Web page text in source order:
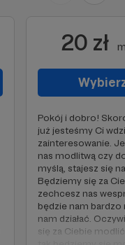
20 zł
Pokój i dobro!
już jesteśmy Ci
zainteresowanie.
nas modlitwą czy
myślą, stajesz się
Będziemy się za
zechcesz nas
będzie nam bardzo
nam działać.
się za Ciebie